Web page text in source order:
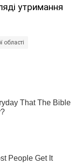
утримання
області